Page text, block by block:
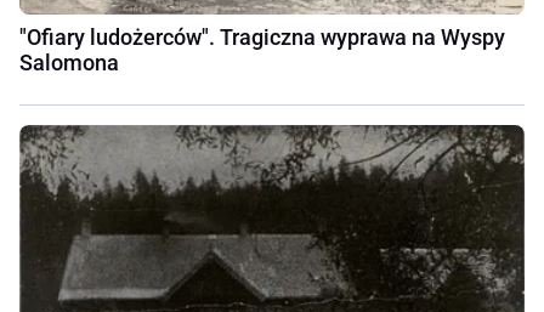
"Ofiary ludożerców". Tragiczna wyprawa na Wyspy
Salomona